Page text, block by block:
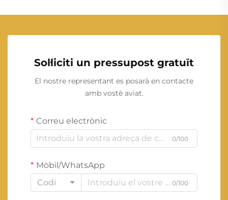
Sol·liciti un pressupost gratuït
El nostre representant es posarà en contacte
amb vostè aviat.
Correu electrònic
0/100
Mòbil/WhatsApp
Codi
0/100